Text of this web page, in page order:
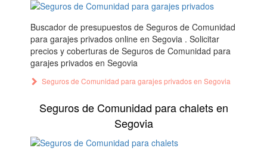
Buscador de presupuestos de Seguros de Comunidad
para garajes privados online en Segovia . Solicitar
precios y coberturas de Seguros de Comunidad para
garajes privados en Segovia
Seguros de Comunidad para garajes privados en Segovia
Seguros de Comunidad para chalets en
Segovia